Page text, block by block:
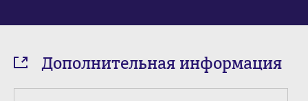
Дополнительная информация